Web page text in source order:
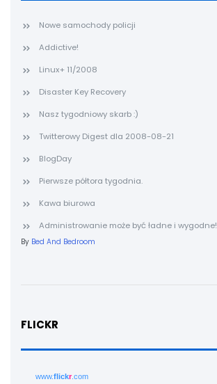
Nowe samochody policji
Addictive!
Linux+ 11/2008
Disaster Key Recovery
Nasz tygodniowy skarb :)
Twitterowy Digest dla 2008-08-21
BlogDay
Pierwsze półtora tygodnia.
Kawa biurowa
Administrowanie może być ładne i wygodne!
By Bed And Bedroom
FLICKR
www.flickr.com